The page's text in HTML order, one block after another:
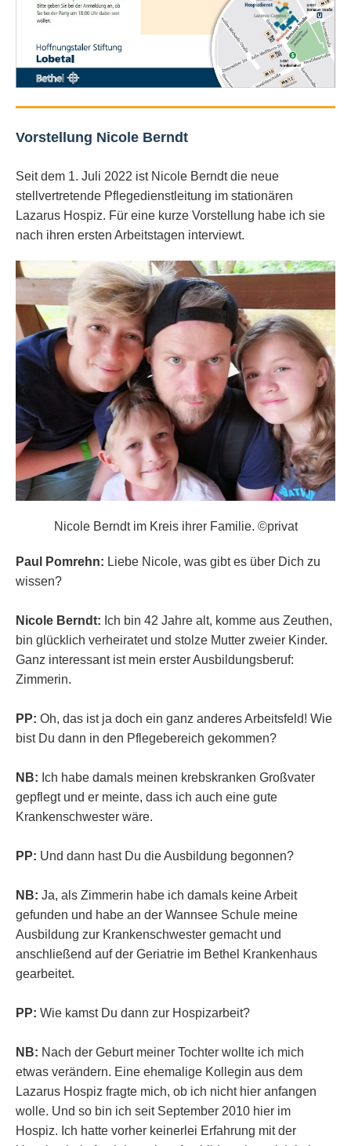
Vorstellung Nicole Berndt
Seit dem 1. Juli 2022 ist Nicole Berndt die neue
stellvertretende Pflegedienstleitung im stationären
Lazarus Hospiz. Für eine kurze Vorstellung habe ich sie
nach ihren ersten Arbeitstagen interviewt.
Nicole Berndt im Kreis ihrer Familie. ©privat
Paul Pomrehn: Liebe Nicole, was gibt es über Dich zu
wissen?
Nicole Berndt: Ich bin 42 Jahre alt, komme aus Zeuthen,
bin glücklich verheiratet und stolze Mutter zweier Kinder.
Ganz interessant ist mein erster Ausbildungsberuf:
Zimmerin.
PP: Oh, das ist ja doch ein ganz anderes Arbeitsfeld! Wie
bist Du dann in den Pflegebereich gekommen?
NB: Ich habe damals meinen krebskranken Großvater
gepflegt und er meinte, dass ich auch eine gute
Krankenschwester wäre.
PP: Und dann hast Du die Ausbildung begonnen?
NB: Ja, als Zimmerin habe ich damals keine Arbeit
gefunden und habe an der Wannsee Schule meine
Ausbildung zur Krankenschwester gemacht und
anschließend auf der Geriatrie im Bethel Krankenhaus
gearbeitet.
PP: Wie kamst Du dann zur Hospizarbeit?
NB: Nach der Geburt meiner Tochter wollte ich mich
etwas verändern. Eine ehemalige Kollegin aus dem
Lazarus Hospiz fragte mich, ob ich nicht hier anfangen
wolle. Und so bin ich seit September 2010 hier im
Hospiz. Ich hatte vorher keinerlei Erfahrung mit der